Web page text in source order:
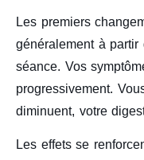
Les premiers
généralement à
séance. Vos
progressivement.
diminuent, votre
Les effets se